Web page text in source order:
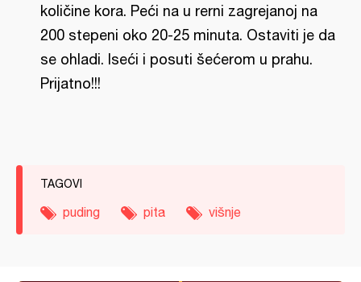
količine kora. Peći na u rerni zagrejanoj na
200 stepeni oko 20-25 minuta. Ostaviti je da
se ohladi. Iseći i posuti šećerom u prahu.
Prijatno!!!
TAGOVI
puding pita višnje